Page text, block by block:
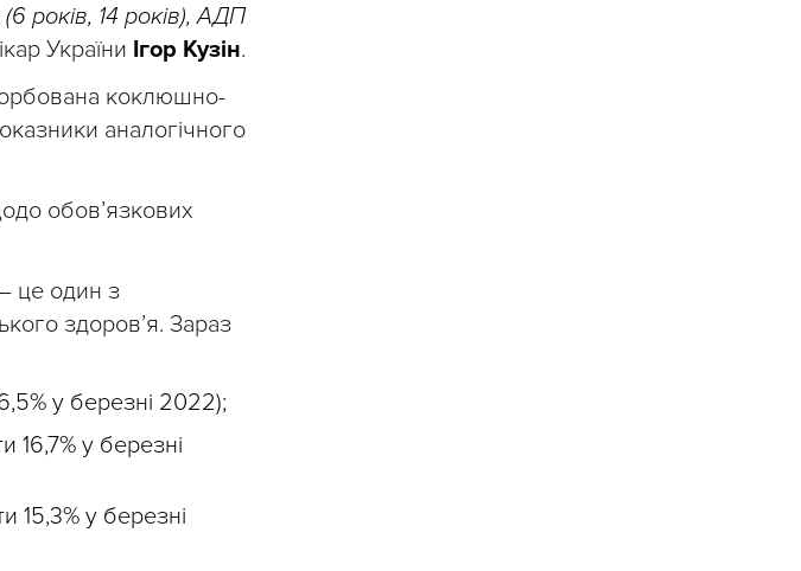
(6 років, 14 років), АДП
України Ігор Кузін.
коклюшно-
аналогічного
обов’язкових
це один з
здоров’я. Зараз
у березні 2022);
у березні
у березні